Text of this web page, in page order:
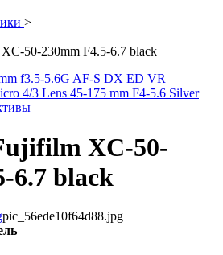
>
50-230mm F4.5-6.7 black
f3.5-5.6G AF-S DX ED VR
4/3 Lens 45-175 mm F4-5.6 Silver
XC-50-
6.7 black
pic_56ede10f64d88.jpg